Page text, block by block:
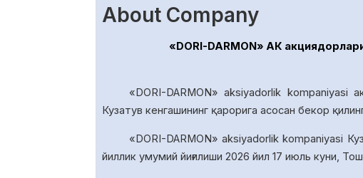
About Company
«DORI-DARMON» АК
«DORI-DARMON» aksiyadorlik kompaniyasi
Кузатув кенгашининг қарорига асосан бекор
«DORI-DARMON» aksiyadorlik kompaniyasi
йиллик умумий йиғилиши 2026 йил 17 июль куни,